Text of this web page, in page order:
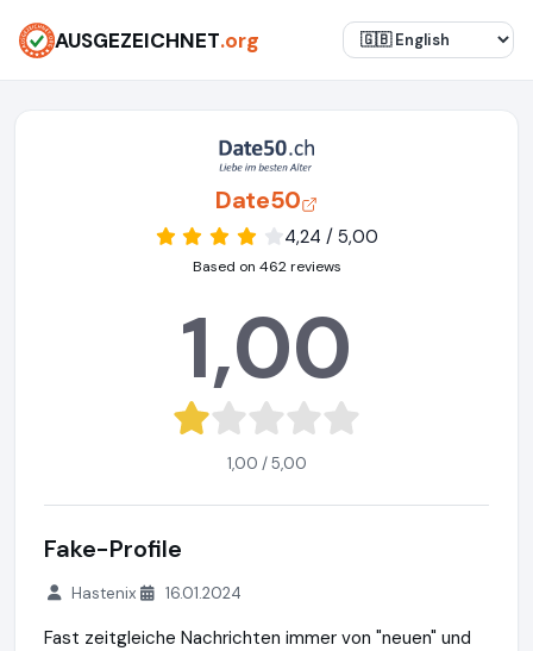
AUSGEZEICHNET.org
Date50
4,24 / 5,00
Based on 462 reviews
1,00
1,00 / 5,00
Fake-Profile
Hastenix 16.01.2024
Fast zeitgleiche Nachrichten immer von "neuen" und